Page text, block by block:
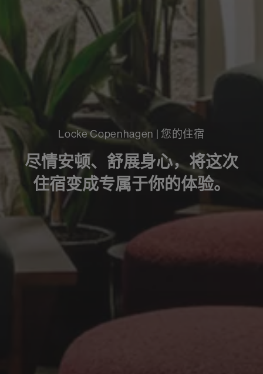
Locke Copenhagen | 您的住宿
尽情安顿、舒展身心，将这次
住宿变成专属于你的体验。